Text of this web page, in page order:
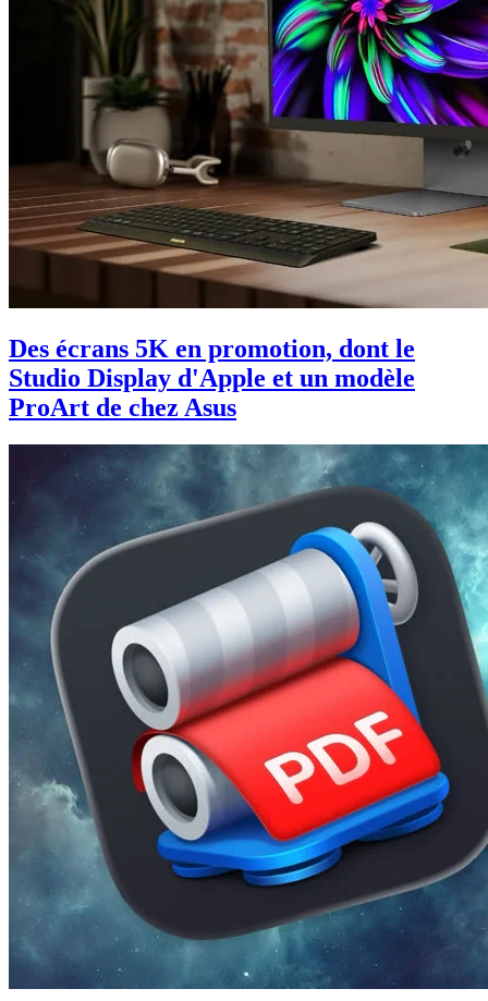
Des écrans 5K en promotion, dont le
Studio Display d'Apple et un modèle
ProArt de chez Asus